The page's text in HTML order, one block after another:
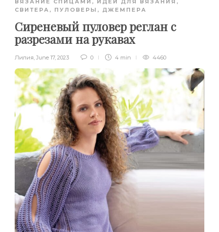
ВЯЗАНИЕ СПИЦАМИ , ИДЕИ ДЛЯ ВЯЗАНИЯ ,
СВИТЕРА, ПУЛОВЕРЫ, ДЖЕМПЕРА
Сиреневый пуловер реглан с
разрезами на рукавах
Лилия, June 17, 2023 0 4 min 4460